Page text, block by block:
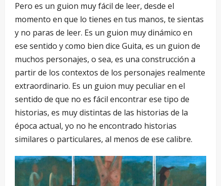
Pero es un guion muy fácil de leer, desde el
momento en que lo tienes en tus manos, te sientas
y no paras de leer. Es un guion muy dinámico en
ese sentido y como bien dice Guita, es un guion de
muchos personajes, o sea, es una construcción a
partir de los contextos de los personajes realmente
extraordinario. Es un guion muy peculiar en el
sentido de que no es fácil encontrar ese tipo de
historias, es muy distintas de las historias de la
época actual, yo no he encontrado historias
similares o particulares, al menos de ese calibre.